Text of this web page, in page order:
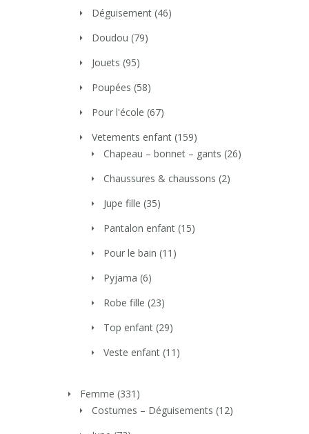
Déguisement (46)
Doudou (79)
Jouets (95)
Poupées (58)
Pour l'école (67)
Vetements enfant (159)
Chapeau – bonnet – gants (26)
Chaussures & chaussons (2)
Jupe fille (35)
Pantalon enfant (15)
Pour le bain (11)
Pyjama (6)
Robe fille (23)
Top enfant (29)
Veste enfant (11)
Femme (331)
Costumes – Déguisements (12)